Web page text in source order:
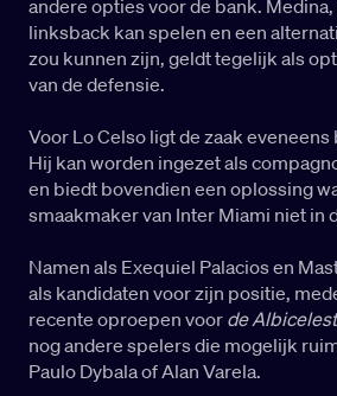
andere opties voor de bank.
linksback kan spelen en een
zou kunnen zijn, geldt tegelijk als
van de defensie.
Voor Lo Celso ligt de zaak
Hij kan worden ingezet als
en biedt bovendien een oplossing
smaakmaker van Inter Miami niet in
Namen als Exequiel Palacios en
als kandidaten voor zijn positie,
recente oproepen voor de
nog andere spelers die mogelijk
Paulo Dybala of Alan Varela.